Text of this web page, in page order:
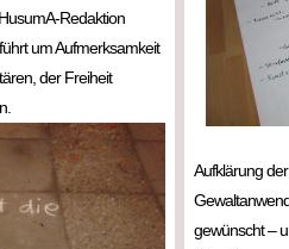
Redaktion
um Aufmerksamkeit
der Freiheit
Aufklärung
gewünscht –